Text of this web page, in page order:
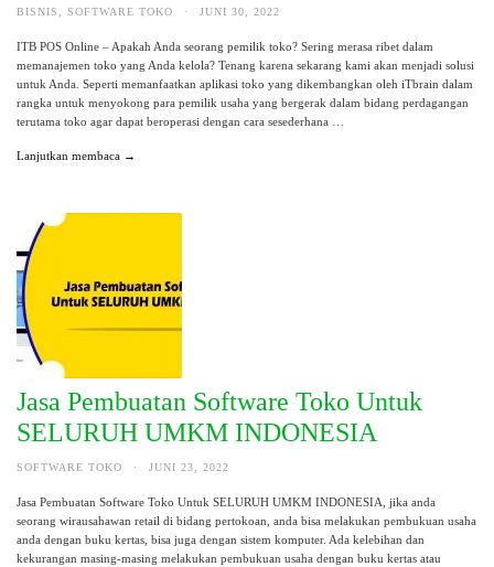
BISNIS SOFTWARE TOKO · JUNI 30, 2022
ITB POS Online – Apakah Anda seorang pemilik toko? Sering merasa ribet dalam
memanajemen toko yang Anda kelola? Tenang karena sekarang kami akan menjadi solusi
untuk Anda. Seperti memanfaatkan aplikasi toko yang dikembangkan oleh iTbrain dalam
rangka untuk menyokong para pemilik usaha yang bergerak dalam bidang perdagangan
terutama toko agar dapat beroperasi dengan cara sesederhana …
Lanjutkan membaca →
Jasa Pembuatan Software Toko Untuk
SELURUH UMKM INDONESIA
SOFTWARE TOKO · JUNI 23, 2022
Jasa Pembuatan Software Toko Untuk SELURUH UMKM INDONESIA, jika anda
seorang wirausahawan retail di bidang pertokoan, anda bisa melakukan pembukuan usaha
anda dengan buku kertas, bisa juga dengan sistem komputer. Ada kelebihan dan
kekurangan masing-masing melakukan pembukuan usaha dengan buku kertas atau